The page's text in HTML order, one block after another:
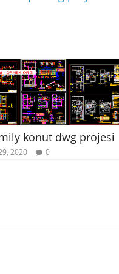
konut dwg projesi
2020 0